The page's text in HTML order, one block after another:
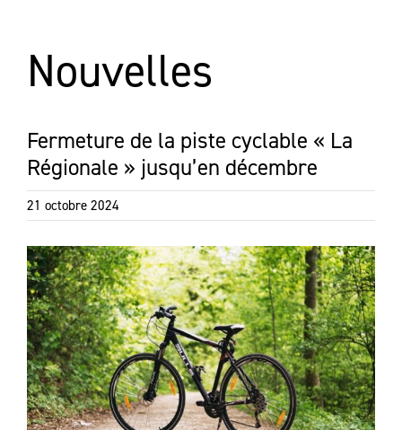
Nouvelles
Fermeture de la piste cyclable « La
Régionale » jusqu’en décembre
21 octobre 2024